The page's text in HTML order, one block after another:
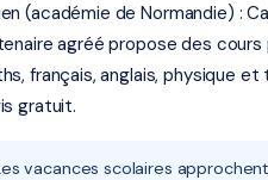
(académie de Normandie) :
agréé propose des
français, anglais, physique
gratuit.
vacances scolaires